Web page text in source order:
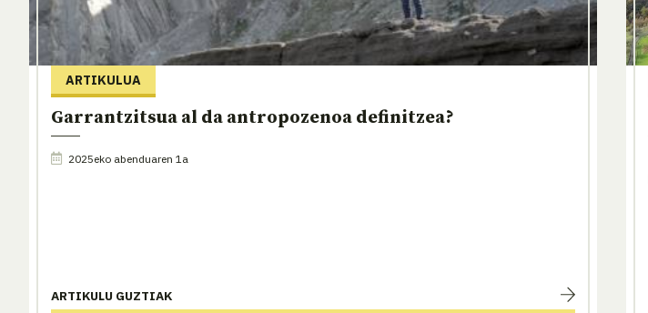
ARTIKULUA
Garrantzitsua al da antropozenoa definitzea?
2025eko abenduaren 1a
ARTIKULU GUZTIAK